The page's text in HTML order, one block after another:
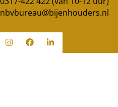
nbvbureau@bijenhouders.nl